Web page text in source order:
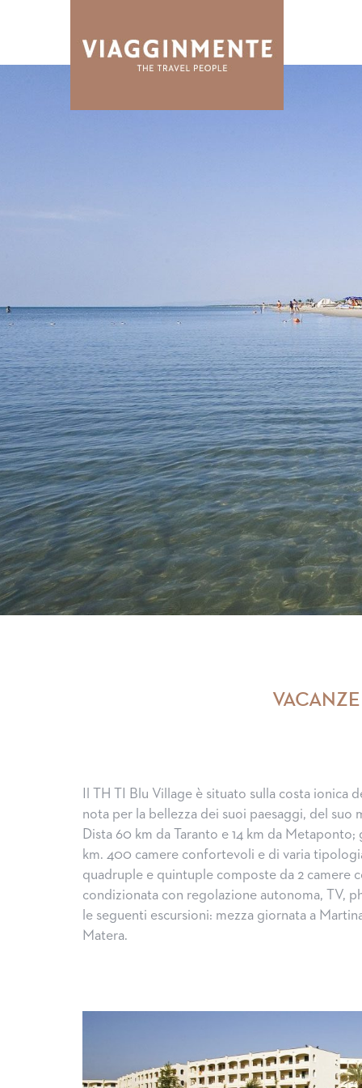
Il TH TI Blu Village è situato sulla costa ionica
nota per la bellezza dei suoi paesaggi, del suo
Dista 60 km da Taranto e 14 km da
km. 400 camere confortevoli e di varia
quadruple e quintuple composte da 2 camere
condizionata con regolazione autonoma, TV,
le seguenti escursioni: mezza giornata a
Matera.